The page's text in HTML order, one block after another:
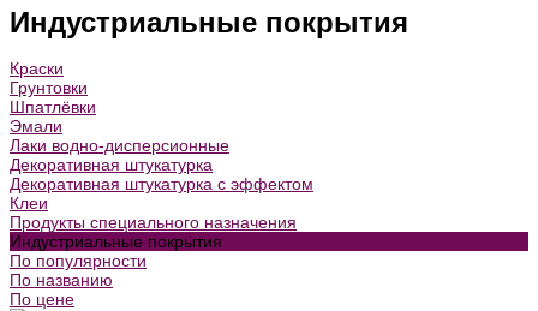
Индустриальные покрытия
Краски
Грунтовки
Шпатлёвки
Эмали
Лаки водно-дисперсионные
Декоративная штукатурка
Декоративная штукатурка с эффектом
Клеи
Продукты специального назначения
Индустриальные покрытия
По популярности
По названию
По цене